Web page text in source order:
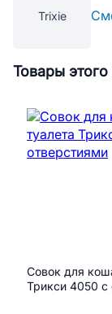
Trixie
Товары
Совок для
Трикси 4050 с